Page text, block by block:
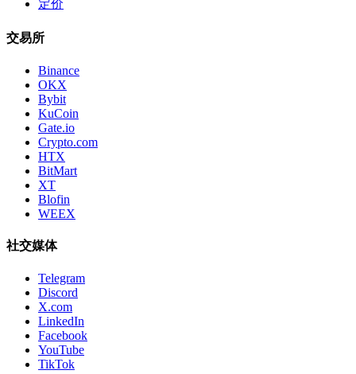
定价
交易所
Binance
OKX
Bybit
KuCoin
Gate.io
Crypto.com
HTX
BitMart
XT
Blofin
WEEX
社交媒体
Telegram
Discord
X.com
LinkedIn
Facebook
YouTube
TikTok